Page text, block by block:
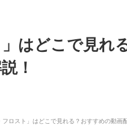
」はどこで見れ
！